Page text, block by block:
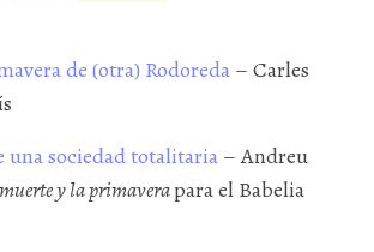
de (otra) Rodoreda – Carles
una sociedad totalitaria – Andreu
y la primaverapara el Babelia